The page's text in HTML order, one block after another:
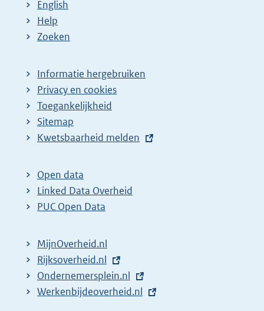
English
Help
Zoeken
Informatie hergebruiken
Privacy en cookies
Toegankelijkheid
Sitemap
E
t
e
r
l
i
n
k
Kwetsbaarheid melden
Open data
Linked Data Overheid
PUC Open Data
MijnOverheid.nl
E
x
t
Rijksoverheid.nl
E
x
Ondernemersplein.nl
E
Werkenbijdeoverheid.nl